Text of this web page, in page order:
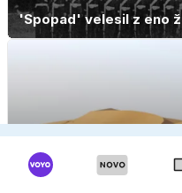
'Spopad' velesil z eno
Sam po svetu?